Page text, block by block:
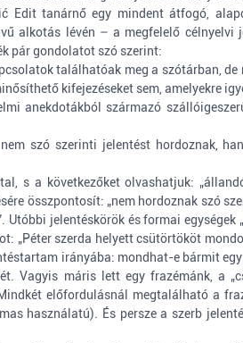
tanárnő egy mindent átfogó,
alkotás lévén – a megfelelő célnyelvi
pár gondolatot szó szerint:
találhatóak meg a szótárban, de
kifejezéseket sem, amelyekre
anekdotákból származó
szó szerinti jelentést hordoznak,
s a következőket olvashatjuk:
összpontosít: „nem hordoznak szó
jelentéskörök és formai
szerda helyett csütörtököt
irányába: mondhat-e bármit
Vagyis máris lett egy frazémánk, a
előfordulásnál megtalálható a
használatú). És persze a szerb